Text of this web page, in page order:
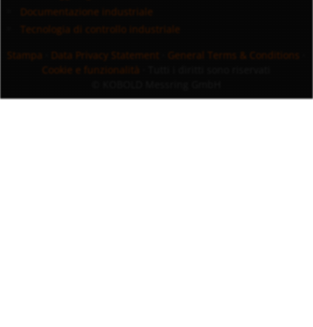
Documentazione industriale
Tecnologia di controllo industriale
Stampa
Data Privacy Statement General Terms & Conditions
Cookie e funzionalità